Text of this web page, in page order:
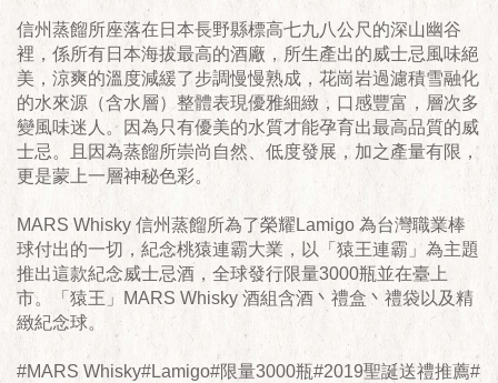
信州蒸餾所座落在日本長野縣標高七九八公尺的深山幽谷
裡，係所有日本海拔最高的酒廠，所生產出的威士忌風味絕
美，涼爽的溫度減緩了步調慢慢熟成，花崗岩過濾積雪融化
的水來源（含水層）整體表現優雅細緻，口感豐富，層次多
變風味迷人。因為只有優美的水質才能孕育出最高品質的威
士忌。且因為蒸餾所崇尚自然、低度發展，加之產量有限，
更是蒙上一層神秘色彩。
MARS Whisky 信州蒸餾所為了榮耀Lamigo 為台灣職業棒
球付出的一切，紀念桃猿連霸大業，以「猿王連霸」為主題
推出這款紀念威士忌酒，全球發行限量3000瓶並在臺上
市。「猿王」MARS Whisky 酒組含酒丶禮盒丶禮袋以及精
緻紀念球。
#MARS Whisky#Lamigo#限量3000瓶#2019聖誕送禮推薦#